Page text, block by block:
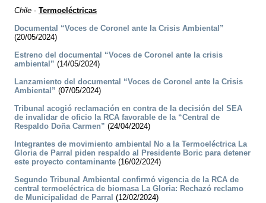
Chile - Termoeléctricas
Documental “Voces de Coronel ante la Crisis Ambiental”
(20/05/2024)
Estreno del documental “Voces de Coronel ante la crisis
ambiental” (14/05/2024)
Lanzamiento del documental “Voces de Coronel ante la Crisis
Ambiental” (07/05/2024)
Tribunal acogió reclamación en contra de la decisión del SEA
de invalidar de oficio la RCA favorable de la “Central de
Respaldo Doña Carmen” (24/04/2024)
Integrantes de movimiento ambiental No a la Termoeléctrica La
Gloria de Parral piden respaldo al Presidente Boric para detener
este proyecto contaminante (16/02/2024)
Segundo Tribunal Ambiental confirmó vigencia de la RCA de
central termoeléctrica de biomasa La Gloria: Rechazó reclamo
de Municipalidad de Parral (12/02/2024)